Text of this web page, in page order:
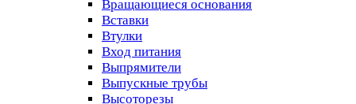
Вращающиеся основания
Вставки
Втулки
Вход питания
Выпрямители
Выпускные трубы
Высоторезы